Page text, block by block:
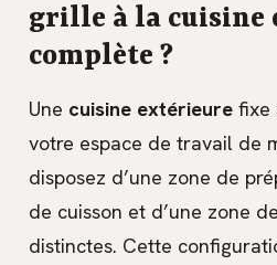
grille à la cuisine
complète ?
Une cuisine extérieure fixe
votre espace de travail de
disposez d’une zone de
de cuisson et d’une zone
distinctes. Cette